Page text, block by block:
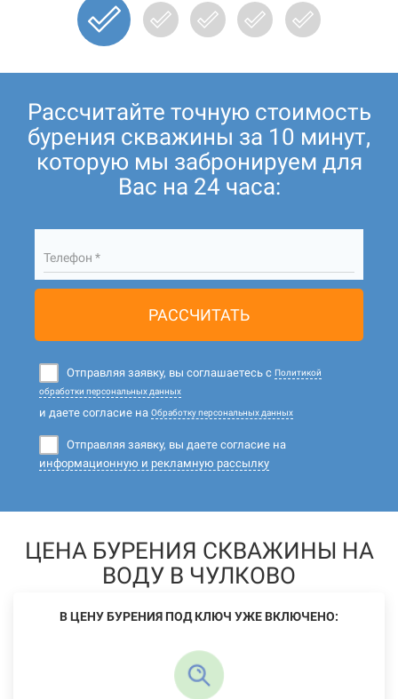
Рассчитайте точную стоимость
бурения скважины за 10 минут,
которую мы забронируем для
Вас на 24 часа:
Телефон *
РАССЧИТАТЬ
Отправляя заявку, вы соглашаетесь с Политикой
обработки персональных данных
и даете согласие на Обработку персональных данных
Отправляя заявку, вы даете согласие на
информационную и рекламную рассылку
ЦЕНА БУРЕНИЯ СКВАЖИНЫ НА
ВОДУ В ЧУЛКОВО
В ЦЕНУ БУРЕНИЯ ПОД КЛЮЧ УЖЕ ВКЛЮЧЕНО: